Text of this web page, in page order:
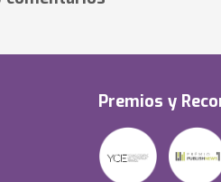
Premios y